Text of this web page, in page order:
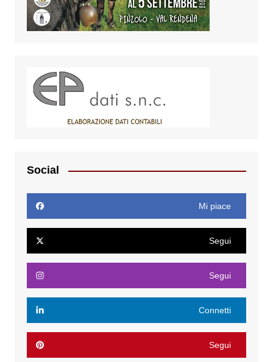
Social
Mi piace
Segui
Segui
Connetti
Segui